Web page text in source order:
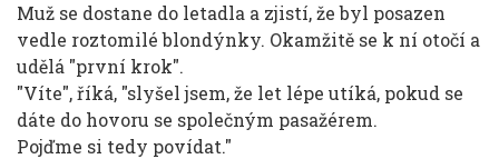
Muž se dostane do letadla a zjistí, že byl posazen
vedle roztomilé blondýnky. Okamžitě se k ní otočí a
udělá "první krok".
"Víte", říká, "slyšel jsem, že let lépe utíká, pokud se
dáte do hovoru se společným pasažérem.
Pojďme si tedy povídat."